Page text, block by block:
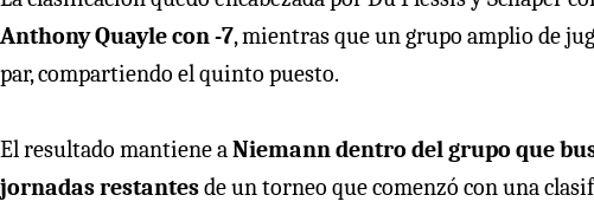
Anthony Quayle con -7, mientras que un grupo amplio de
par, compartiendo el quinto puesto.
El resultado mantiene aNiemann dentro del grupo que
jornadas restantesde un torneo que comenzó con una